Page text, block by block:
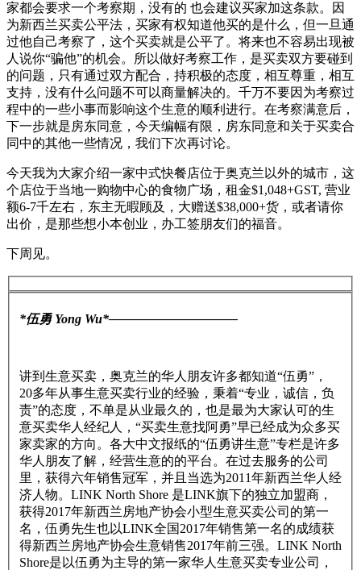
家都会要求一个考察期，没有的 也会建议买家加这条款。因
为新西兰买卖公平法，买家有权知道他买的是什么，但一旦通
过他自己考察了，这个买卖就是公平了。将来也不容易出现被
人说你“骗他”的机会。所以做好考察工作，是买卖双方要碰到
的问题，只有通过双方配合，持积极的态度，相互尊重，相互
支持，没有什么问题不可以商量解决的。千万不要因为考察过
程中的一些小事而影响这个生意的顺利进行。在考察满意后，
下一步就是房东同意，今天编幅有限，房东同意和关于买卖合
同中的其他一些情况，我们下次再讨论。
今天我为大家介绍一家中式快餐店位于奥克兰以外的城市，这
个店位于当地一购物中心的食物广场，租金$1,048+GST, 营业
额6-7千左右，东主无暇顾及，大赠送$38,000+货，或者请你
出价，是那些想小本创业，办工签朋友们的福音。
下周见。
*伍勇 Yong Wu*——————————
讲到生意买卖，奥克兰的华人朋友许多都知道“伍勇”，
20多年从事生意买卖行业的经验，秉着“专业，诚信，负
责”的态度，不单是从业最久的，也是最为大家认可的生
意买卖华人经纪人，“买卖生意找阿勇”早已经成为众多买
家卖家的方向。各大中文报纸的“伍勇讲生意”专栏是许多
华人朋友了解，经营生意的的平台。在过去服务的公司
里，获得六年销售冠军，并且当选为2011年新西兰华人经
济人物。LINK North Shore 是LINK旗下的独立加盟商，
获得2017年新西兰房地产协会小型生意买卖公司的第一
名，伍勇先生也以LINK全国2017年销售第一名的成绩获
得新西兰房地产协会生意销售2017年前三强。LINK North
Shore是以伍勇为主导的第一家华人生意买卖专业公司，